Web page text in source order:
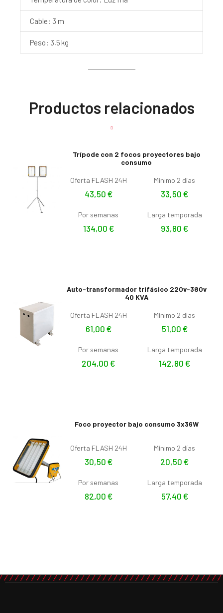
Cable: 3 m
Peso: 3,5 kg
Productos relacionados
Trípode con 2 focos proyectores bajo
consumo
Oferta FLASH 24H
43,50 €
Mínimo 2 días
33,50 €
Por semanas
134,00 €
Larga temporada
93,80 €
Auto-transformador trifásico 220v-380v
40 KVA
Oferta FLASH 24H
61,00 €
Mínimo 2 días
51,00 €
Por semanas
204,00 €
Larga temporada
142,80 €
Foco proyector bajo consumo 3x36W
Oferta FLASH 24H
30,50 €
Mínimo 2 días
20,50 €
Por semanas
82,00 €
Larga temporada
57,40 €